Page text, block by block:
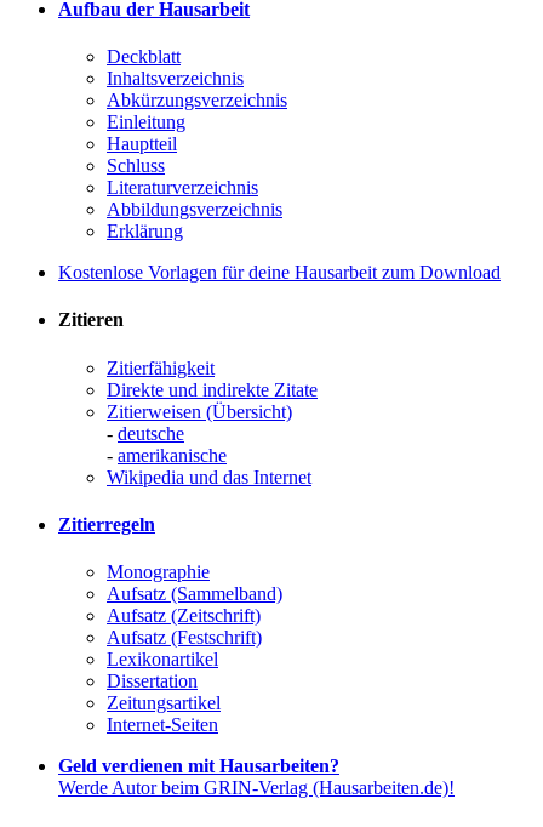
Aufbau der Hausarbeit
Deckblatt
Inhaltsverzeichnis
Abkürzungsverzeichnis
Einleitung
Hauptteil
Schluss
Literaturverzeichnis
Abbildungsverzeichnis
Erklärung
Kostenlose Vorlagen für deine Hausarbeit zum Download
Zitieren
Zitierfähigkeit
Direkte und indirekte Zitate
Zitierweisen (Übersicht)
- deutsche
- amerikanische
Wikipedia und das Internet
Zitierregeln
Monographie
Aufsatz (Sammelband)
Aufsatz (Zeitschrift)
Aufsatz (Festschrift)
Lexikonartikel
Dissertation
Zeitungsartikel
Internet-Seiten
Geld verdienen mit Hausarbeiten?
Werde Autor beim GRIN-Verlag (Hausarbeiten.de)!